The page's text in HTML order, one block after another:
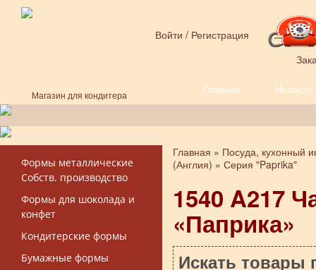
Перейти к основному содержанию
Магазин для кондитера
Войти / Регистрация
Главная Новости
Форма поиска
Формы металлические
Собств. производство
Формы для шоколада и
конфет
Кондитерские формы
Бумажные формы
Вы здесь
Главная » Посуда, кухонный
(Англия) » Серия "Paprika"
1540 A217
«Паприка»
Искать товары